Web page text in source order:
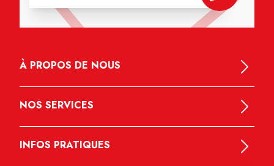
À PROPOS DE NOUS
NOS SERVICES
INFOS PRATIQUES